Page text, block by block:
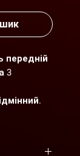
передній
3